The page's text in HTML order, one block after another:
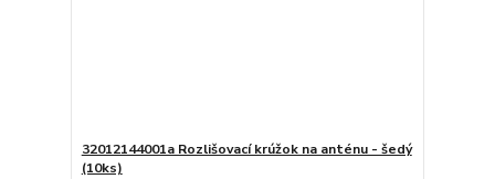
32012144001a Rozlišovací krúžok na anténu - šedý
(10ks)